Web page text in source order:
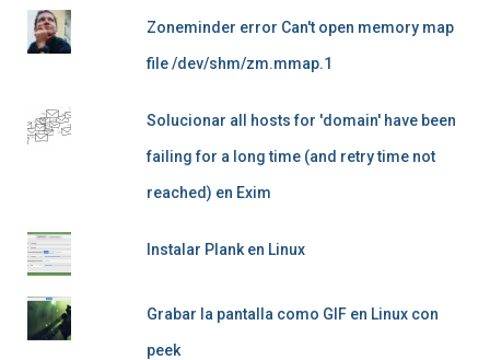
Zoneminder error Can't open memory map
file /dev/shm/zm.mmap.1
Solucionar all hosts for 'domain' have been
failing for a long time (and retry time not
reached) en Exim
Instalar Plank en Linux
Grabar la pantalla como GIF en Linux con
peek